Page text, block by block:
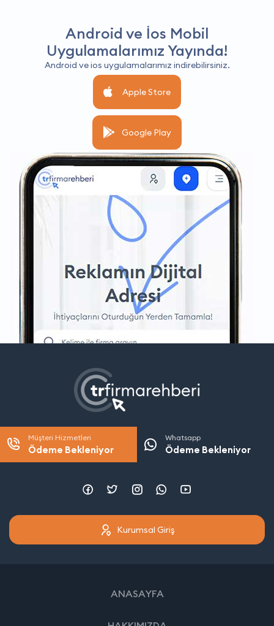
Android ve İos Mobil
Uygulamalarımız Yayında!
Android ve ios uygulamalarımız indirebilirsiniz.
Apple Store
Google Play
Müşteri Hizmetleri
Ödeme Bekleniyor
Whatsapp
Ödeme Bekleniyor
Kurumsal Giriş
ANASAYFA